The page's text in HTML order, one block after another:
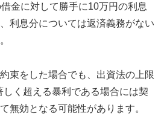
金に対して勝手に10万円の利息
利息分については返済義務がない
束をした場合でも、出資法の上限
く超える暴利である場合には契
無効となる可能性があります。